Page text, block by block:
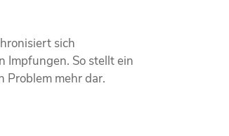
sich
Impfungen. So stellt ein
Problem mehr dar.